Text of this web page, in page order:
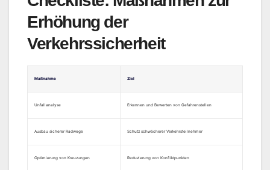
Erhöhung der
Verkehrssicherheit
Maßnahme Ziel
Unfallanalyse Erkennen und Bewerten von Gefahrenstellen
Ausbau sicherer Radwege Schutz schwächerer Verkehrsteilnehmer
Optimierung von Kreuzungen Reduzierung von Konfliktpunkten